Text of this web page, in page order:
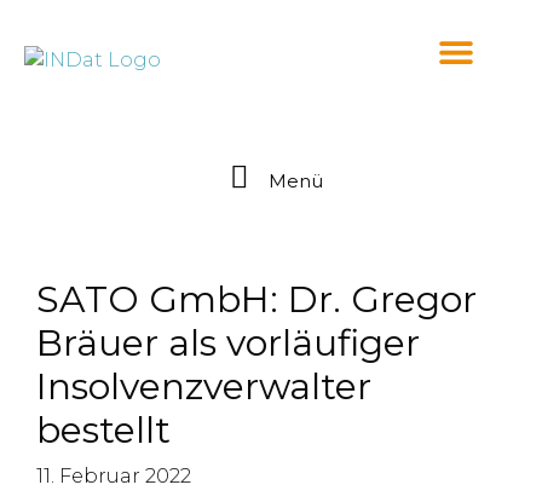
Menü
SATO GmbH: Dr. Gregor
Bräuer als vorläufiger
Insolvenzverwalter
bestellt
11. Februar 2022